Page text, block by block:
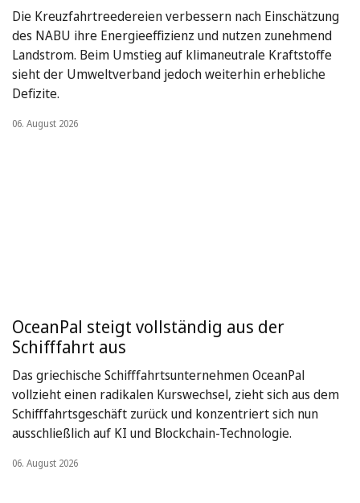
Die Kreuzfahrtreedereien verbessern nach Einschätzung
des NABU ihre Energieeffizienz und nutzen zunehmend
Landstrom. Beim Umstieg auf klimaneutrale Kraftstoffe
sieht der Umweltverband jedoch weiterhin erhebliche
Defizite.
06. August 2026
OceanPal steigt vollständig aus der
Schifffahrt aus
Das griechische Schifffahrtsunternehmen OceanPal
vollzieht einen radikalen Kurswechsel, zieht sich aus dem
Schifffahrtsgeschäft zurück und konzentriert sich nun
ausschließlich auf KI und Blockchain-Technologie.
06. August 2026